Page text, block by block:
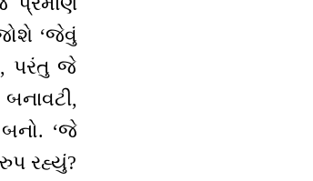
‘જેવું
પરંતુ જે
બનો. ‘જે
રહ્યું?